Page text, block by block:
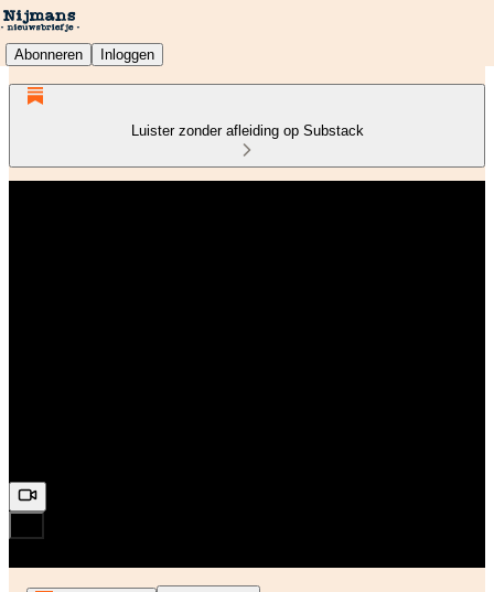
Abonneren Inloggen
Luister zonder afleiding op Substack